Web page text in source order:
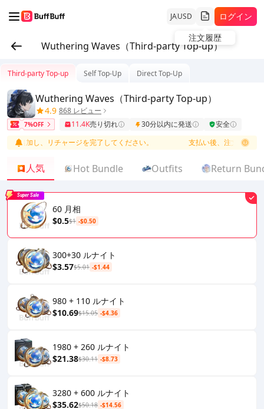
JAUSD
注文履歴
ログイン
Wuthering Waves（Third-party Top-up）
Third-party Top-up Self Top-Up Direct Top-Up
Wuthering Waves（Third-party Top-up）
4.9 868 レビュー
7%OFF 11.4K売り切れ 30分以内に発送
安全
加し、リチャージを完了してください。
支払い後、注文リストに
人気 Hot Bundle Outfits Return
60 月相
$0.5$1 -$0.50
Super Sale
300+30 ルナイト
$3.57$5.01 -$1.44
980 + 110 ルナイト
$10.69$15.05 -$4.36
1980 + 260 ルナイト
$21.38$30.11 -$8.73
3280 + 600 ルナイト
$35.62$50.18 -$14.56